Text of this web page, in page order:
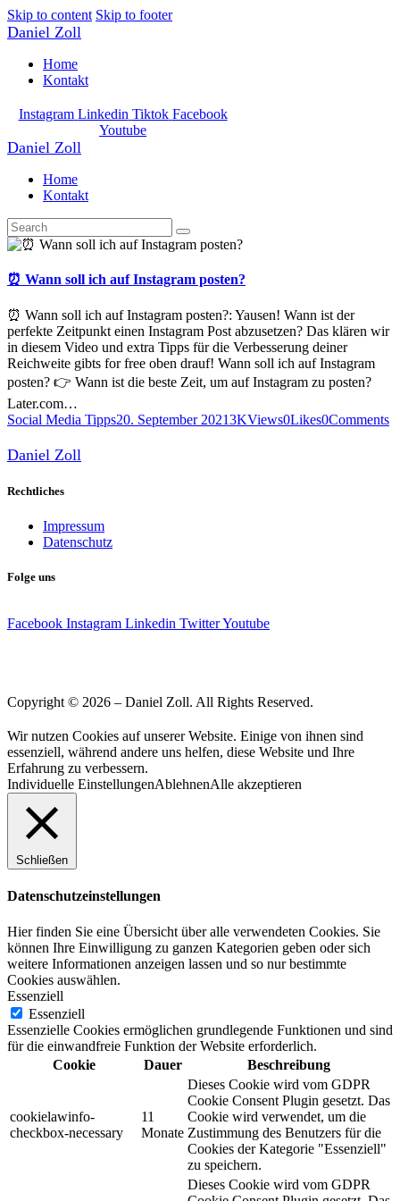
Skip to content Skip to footer
Daniel Zoll
Home
Kontakt
Instagram Linkedin Tiktok Facebook
Youtube
Daniel Zoll
Home
Kontakt
⏰ Wann soll ich auf Instagram posten?
⏰ Wann soll ich auf Instagram posten?: Yausen! Wann ist der
perfekte Zeitpunkt einen Instagram Post abzusetzen? Das klären wir
in diesem Video und extra Tipps für die Verbesserung deiner
Reichweite gibts for free oben drauf! Wann soll ich auf Instagram
posten? 👉 Wann ist die beste Zeit, um auf Instagram zu posten?
Later.com…
Social Media Tipps20. September 20213KViews0Likes0Comments
Daniel Zoll
Rechtliches
Impressum
Datenschutz
Folge uns
Facebook Instagram Linkedin TwitterYoutube
Copyright © 2026 – Daniel Zoll. All Rights Reserved.
Wir nutzen Cookies auf unserer Website. Einige von ihnen sind
essenziell, während andere uns helfen, diese Website und Ihre
Erfahrung zu verbessern.
Individuelle EinstellungenAblehnenAlle akzeptieren
Schließen
Datenschutzeinstellungen
Hier finden Sie eine Übersicht über alle verwendeten Cookies. Sie
können Ihre Einwilligung zu ganzen Kategorien geben oder sich
weitere Informationen anzeigen lassen und so nur bestimmte
Cookies auswählen.
Essenziell
Essenziell
Essenzielle Cookies ermöglichen grundlegende Funktionen und sind
für die einwandfreie Funktion der Website erforderlich.
Cookie
Dauer Beschreibung
cookielawinfo-
checkbox-necessary
11
Monate
Dieses Cookie wird vom GDPR
Cookie Consent Plugin gesetzt. Das
Cookie wird verwendet, um die
Zustimmung des Benutzers für die
Cookies der Kategorie "Essenziell"
zu speichern.
Dieses Cookie wird vom GDPR